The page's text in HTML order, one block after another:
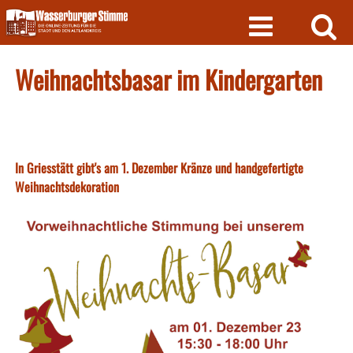
Skip
to
content
Weihnachtsbasar im Kindergarten
In Griesstätt gibt's am 1. Dezember Kränze und handgefertigte
Weihnachtsdekoration